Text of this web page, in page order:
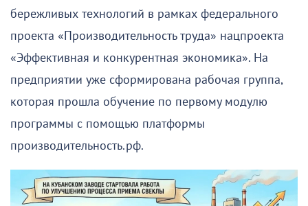
бережливых технологий в рамках федерального
проекта «Производительность труда» нацпроекта
«Эффективная и конкурентная экономика». На
предприятии уже сформирована рабочая группа,
которая прошла обучение по первому модулю
программы с помощью платформы
производительность.рф.